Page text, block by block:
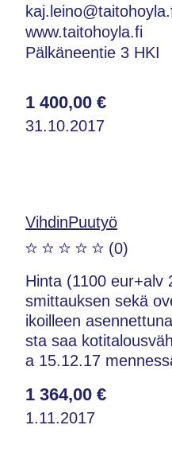
www.taitohoyla.fi
Pälkäneentie 3 HKI
1 400,00 €
31.10.2017
VihdinPuutyö
(0)
Hinta (1100 eur+alv
smittauksen sekä
ikoilleen
sta saa
a 15.12.17
1 364,00 €
1.11.2017